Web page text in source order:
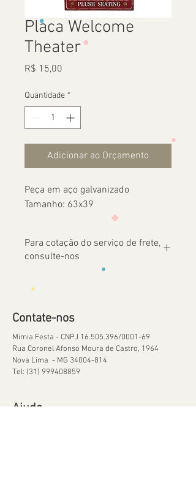
Placa Welcome
Theater
R$ 15,00
Quantidade *
Adicionar ao Orçamento
Peça em aço galvanizado
Tamanho: 63x39
Para cotação do serviço de frete,
consulte-nos
Contate-nos
Mimia Festa - CNPJ 16.505.396/0001-69
Rua Coronel Afonso Moura de Castro, 1964
Nova Lima - MG 34004-814
Tel: (31) 999408859
Ajuda